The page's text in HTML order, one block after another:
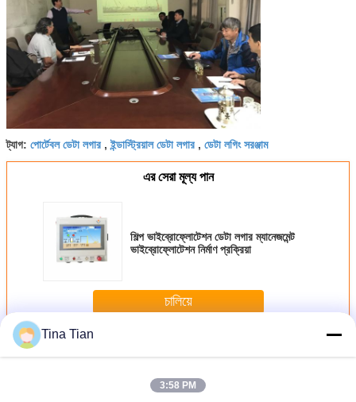
ট্যাগ: পোর্টেবল ডেটা লগার ,ইন্ডাস্ট্রিয়াল ডেটা লগার , ডেটা লগিং সরঞ্জাম
এর সেরা মূল্য পান
শিল্প ভাইব্রোফ্লোটেশন ডেটা লগার ম্যানেজমেন্ট
ভাইব্রোফ্লোটেশন নির্মাণ প্রক্রিয়া
চালিয়ে
অধিকভাইব্রোফ্লোটেশন ডেটা লগার
Tina Tian
3:58 PM